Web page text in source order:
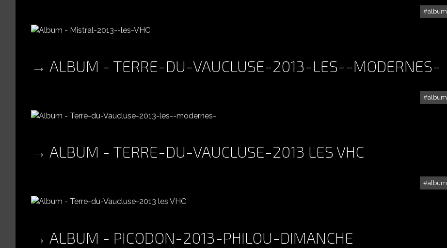
album
ALBUM - MISTRAL-2013--LES-VHC
ALBUM - TERRE-DU-VAUCLUSE-2013-LES--MODERNES-
album
ALBUM - TERRE-DU-VAUCLUSE-2013-LES--MODERNES-
ALBUM - TERRE-DU-VAUCLUSE-2013 LES VHC
album
ALBUM - TERRE-DU-VAUCLUSE-2013 LES VHC
ALBUM - PICODON-2013-PHILOU-DIMANCHE